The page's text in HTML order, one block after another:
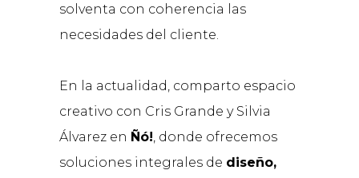
solventa con coherencia las
necesidades del cliente.
En la actualidad, comparto espacio
creativo con Cris Grande y Silvia
Álvarez en Ñó! , donde ofrecemos
soluciones integrales de diseño,